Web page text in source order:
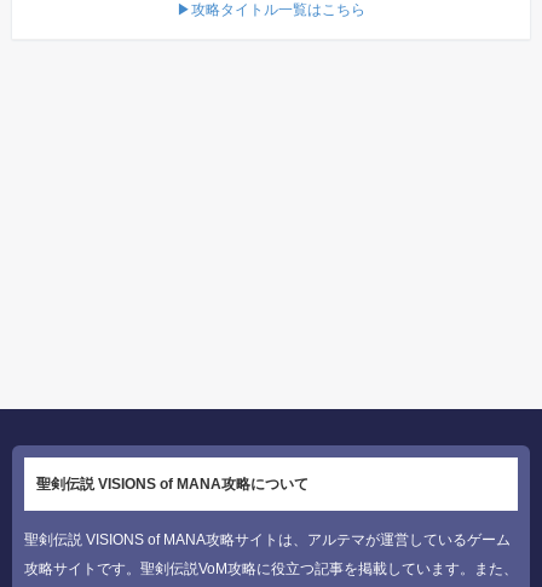
▶攻略タイトル一覧はこちら
聖剣伝説 VISIONS of MANA攻略について
聖剣伝説 VISIONS of MANA攻略サイトは、アルテマが運営しているゲーム
攻略サイトです。聖剣伝説VoM攻略に役立つ記事を掲載しています。また、